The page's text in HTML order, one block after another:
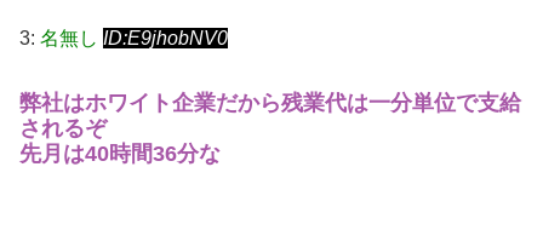
3: 名無し ID:E9jhobNV0
弊社はホワイト企業だから残業代は一分単位で支給
されるぞ
先月は40時間36分な